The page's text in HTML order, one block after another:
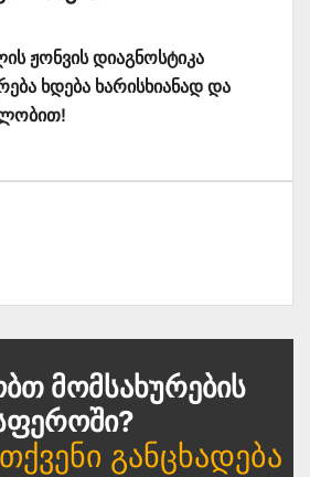
ჟონვის დიაგნოსტიკა
ხდება ხარისხიანად და
Მომსახურების
Განცხადება